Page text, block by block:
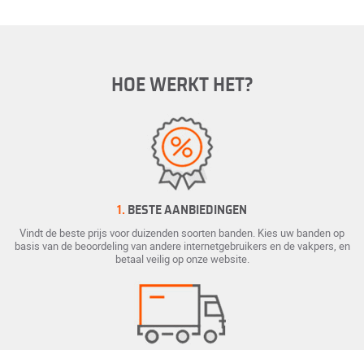
HOE WERKT HET?
1. BESTE AANBIEDINGEN
Vindt de beste prijs voor duizenden soorten banden. Kies uw banden op
basis van de beoordeling van andere internetgebruikers en de vakpers, en
betaal veilig op onze website.